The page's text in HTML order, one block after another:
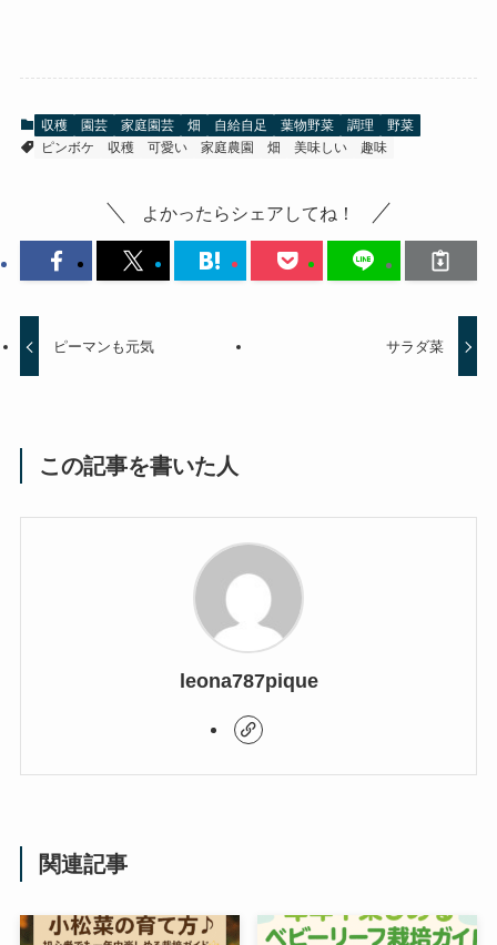
収穫 園芸 家庭園芸 畑 自給自足 葉物野菜 調理
野菜
ピンボケ
収穫 可愛い 家庭農園 畑 美味しい 趣味
よかったらシェアしてね！
ピーマンも元気 サラダ菜
この記事を書いた人
leona787pique
関連記事